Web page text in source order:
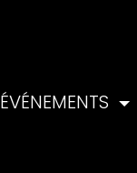
ÉVÉNEMENTS